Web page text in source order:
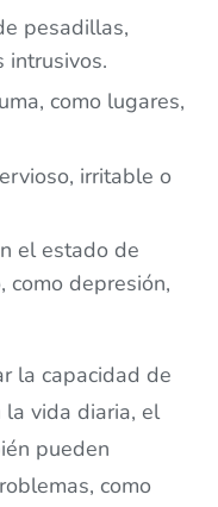
pesadillas,
intrusivos.
como lugares,
irritable o
el estado de
como depresión,
la capacidad de
la vida diaria, el
pueden
como